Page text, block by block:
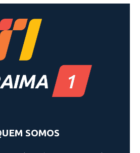
SOMOS